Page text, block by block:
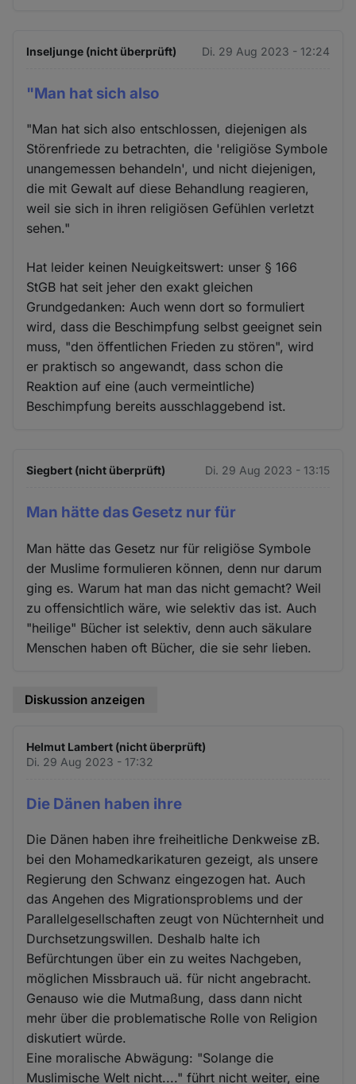
Inseljunge (nicht überprüft) Di. 29 Aug 2023 - 12:24
"Man hat sich also
"Man hat sich also entschlossen, diejenigen als
Störenfriede zu betrachten, die 'religiöse Symbole
unangemessen behandeln', und nicht diejenigen,
die mit Gewalt auf diese Behandlung reagieren,
weil sie sich in ihren religiösen Gefühlen verletzt
sehen."
Hat leider keinen Neuigkeitswert: unser § 166
StGB hat seit jeher den exakt gleichen
Grundgedanken: Auch wenn dort so formuliert
wird, dass die Beschimpfung selbst geeignet sein
muss, "den öffentlichen Frieden zu stören", wird
er praktisch so angewandt, dass schon die
Reaktion auf eine (auch vermeintliche)
Beschimpfung bereits ausschlaggebend ist.
Siegbert (nicht überprüft) Di. 29 Aug 2023 - 13:15
Man hätte das Gesetz nur für
Man hätte das Gesetz nur für religiöse Symbole
der Muslime formulieren können, denn nur darum
ging es. Warum hat man das nicht gemacht? Weil
zu offensichtlich wäre, wie selektiv das ist. Auch
"heilige" Bücher ist selektiv, denn auch säkulare
Menschen haben oft Bücher, die sie sehr lieben.
Diskussion anzeigen
Helmut Lambert (nicht überprüft)
Di. 29 Aug 2023 - 17:32
Die Dänen haben ihre
Die Dänen haben ihre freiheitliche Denkweise zB.
bei den Mohamedkarikaturen gezeigt, als unsere
Regierung den Schwanz eingezogen hat. Auch
das Angehen des Migrationsproblems und der
Parallelgesellschaften zeugt von Nüchternheit und
Durchsetzungswillen. Deshalb halte ich
Befürchtungen über ein zu weites Nachgeben,
möglichen Missbrauch uä. für nicht angebracht.
Genauso wie die Mutmaßung, dass dann nicht
mehr über die problematische Rolle von Religion
diskutiert würde.
Eine moralische Abwägung: "Solange die
Muslimische Welt nicht...." führt nicht weiter, eine